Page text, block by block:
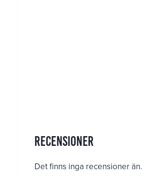
Recensioner
Det finns inga recensioner än.